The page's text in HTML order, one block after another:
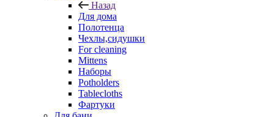
Назад
Для дома
Полотенца
Чехлы,сидушки
For cleaning
Mittens
Наборы
Potholders
Tablecloths
Фартуки